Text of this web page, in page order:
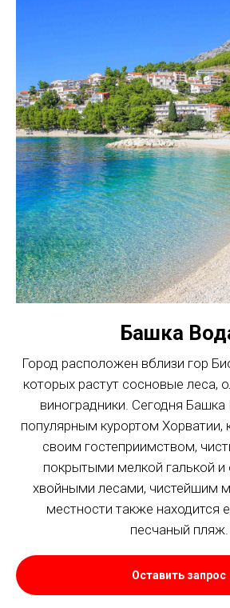
Башка
Город расположен вблизи гор
которых растут сосновые леса,
виноградники. Сегодня Башка
популярным курортом Хорватии,
своим гостеприимством,
покрытыми мелкой галькой
хвойными лесами, чистейшим
местности также находится
песчаный пляж.
Оставить запрос